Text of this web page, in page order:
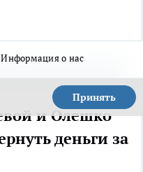
Информация о нас
Принять
и Олешко
деньги за